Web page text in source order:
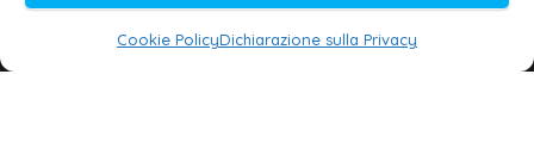
Cookie PolicyDichiarazione sulla Privacy
Daniele G. Masciullo